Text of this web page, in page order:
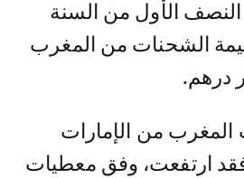
النصف الأول من السنة
الشحنات من المغرب
درهم.
من الإمارات
فقد ارتفعت، وفق معطيات